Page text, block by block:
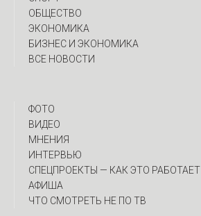
ОБЩЕСТВО
ЭКОНОМИКА
БИЗНЕС И ЭКОНОМИКА
ВСЕ НОВОСТИ
ФОТО
ВИДЕО
МНЕНИЯ
ИНТЕРВЬЮ
CПЕЦПРОЕКТЫ — КАК ЭТО РАБОТАЕТ
АФИША
ЧТО СМОТРЕТЬ НЕ ПО ТВ